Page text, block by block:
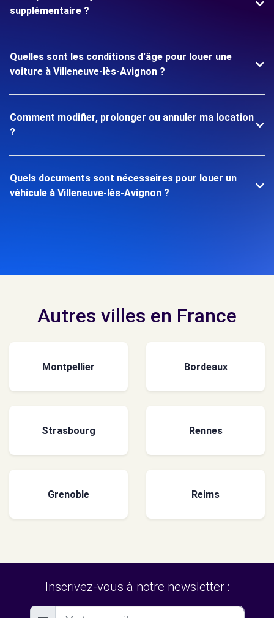
supplémentaire ?
Quelles sont les conditions d'âge pour louer une
voiture à Villeneuve-lès-Avignon ?
Comment modifier, prolonger ou annuler ma location
?
Quels documents sont nécessaires pour louer un
véhicule à Villeneuve-lès-Avignon ?
Autres villes en France
Montpellier Bordeaux
Strasbourg Rennes
Grenoble Reims
Inscrivez-vous à notre newsletter :